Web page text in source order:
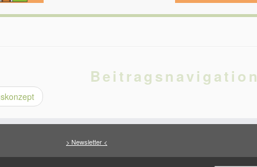
Beitragsnavigation
> Newsletter <